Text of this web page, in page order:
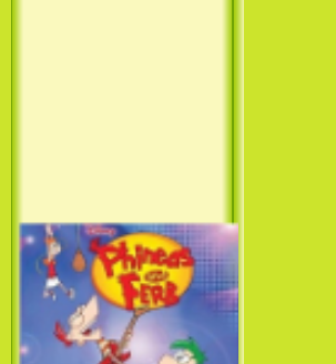
Фархат: Принц Персии /